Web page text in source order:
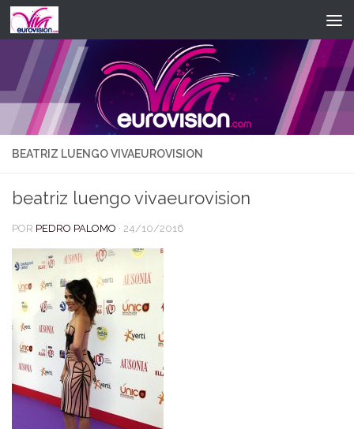
Saltar al contenido
BEATRIZ LUENGO VIVAEUROVISION
beatriz luengo vivaeurovision
POR PEDRO PALOMO · 24/10/2016